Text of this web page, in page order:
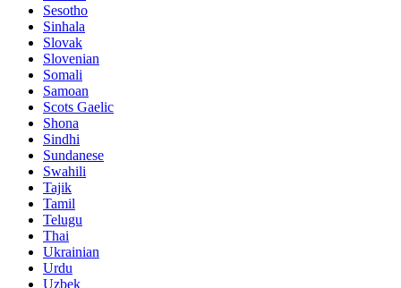
Sesotho
Sinhala
Slovak
Slovenian
Somali
Samoan
Scots Gaelic
Shona
Sindhi
Sundanese
Swahili
Tajik
Tamil
Telugu
Thai
Ukrainian
Urdu
Uzbek